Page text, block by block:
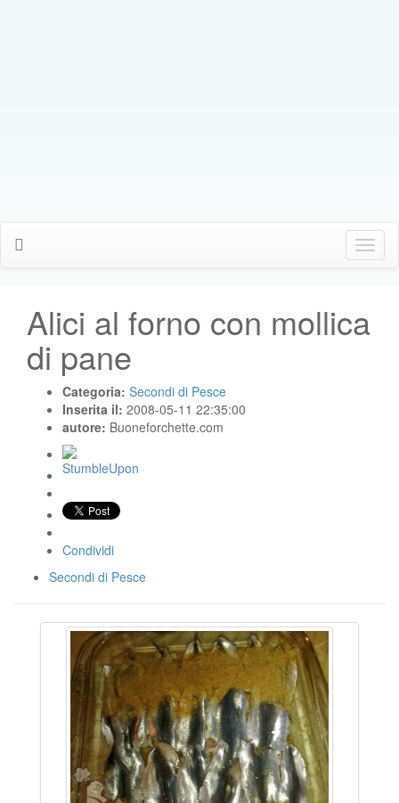
Click
Me
Alici al forno con mollica
di pane
Categoria: Secondi di Pesce
Inserita il: 2008-05-11 22:35:00
autore: Buoneforchette.com
Condividi
Secondi di Pesce